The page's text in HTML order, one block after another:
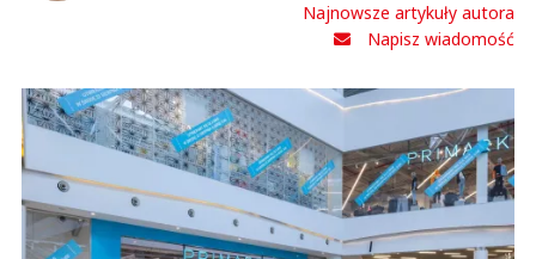
Najnowsze artykuły autora
Napisz wiadomość